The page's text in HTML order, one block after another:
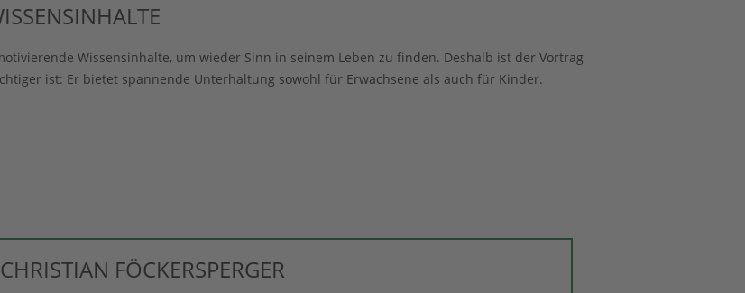
Wissensinhalte, um wieder Sinn in seinem Leben zu finden. Deshalb ist der Vortrag
ist: Er bietet spannende Unterhaltung sowohl für Erwachsene als auch für Kinder.
CHRISTIAN FÖCKERSPERGER